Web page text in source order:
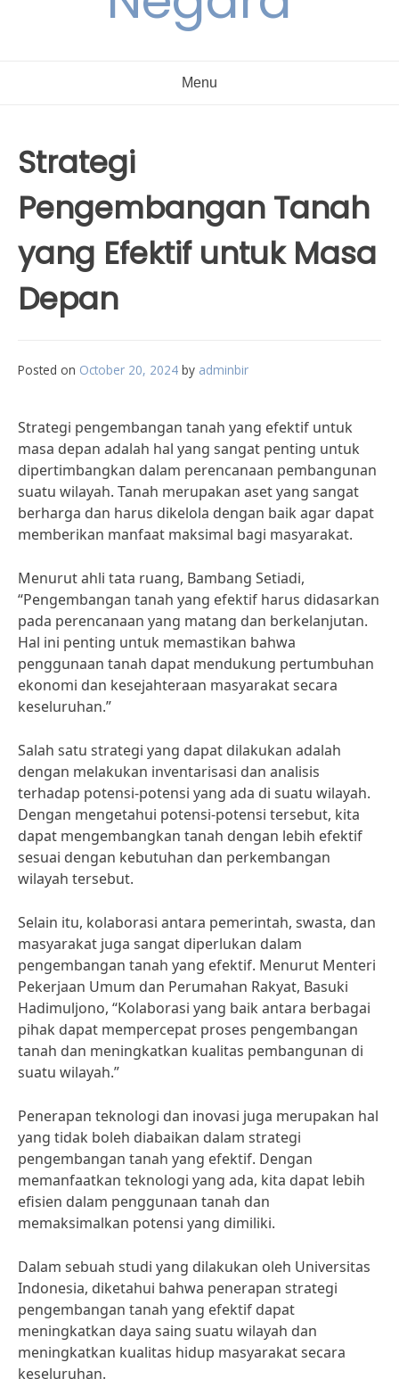
Menu
Strategi
Pengembangan Tanah
yang Efektif untuk Masa
Depan
Posted on October 20, 2024 by adminbir
Strategi pengembangan tanah yang efektif untuk
masa depan adalah hal yang sangat penting untuk
dipertimbangkan dalam perencanaan pembangunan
suatu wilayah. Tanah merupakan aset yang sangat
berharga dan harus dikelola dengan baik agar dapat
memberikan manfaat maksimal bagi masyarakat.
Menurut ahli tata ruang, Bambang Setiadi,
“Pengembangan tanah yang efektif harus didasarkan
pada perencanaan yang matang dan berkelanjutan.
Hal ini penting untuk memastikan bahwa
penggunaan tanah dapat mendukung pertumbuhan
ekonomi dan kesejahteraan masyarakat secara
keseluruhan.”
Salah satu strategi yang dapat dilakukan adalah
dengan melakukan inventarisasi dan analisis
terhadap potensi-potensi yang ada di suatu wilayah.
Dengan mengetahui potensi-potensi tersebut, kita
dapat mengembangkan tanah dengan lebih efektif
sesuai dengan kebutuhan dan perkembangan
wilayah tersebut.
Selain itu, kolaborasi antara pemerintah, swasta, dan
masyarakat juga sangat diperlukan dalam
pengembangan tanah yang efektif. Menurut Menteri
Pekerjaan Umum dan Perumahan Rakyat, Basuki
Hadimuljono, “Kolaborasi yang baik antara berbagai
pihak dapat mempercepat proses pengembangan
tanah dan meningkatkan kualitas pembangunan di
suatu wilayah.”
Penerapan teknologi dan inovasi juga merupakan hal
yang tidak boleh diabaikan dalam strategi
pengembangan tanah yang efektif. Dengan
memanfaatkan teknologi yang ada, kita dapat lebih
efisien dalam penggunaan tanah dan
memaksimalkan potensi yang dimiliki.
Dalam sebuah studi yang dilakukan oleh Universitas
Indonesia, diketahui bahwa penerapan strategi
pengembangan tanah yang efektif dapat
meningkatkan daya saing suatu wilayah dan
meningkatkan kualitas hidup masyarakat secara
keseluruhan.